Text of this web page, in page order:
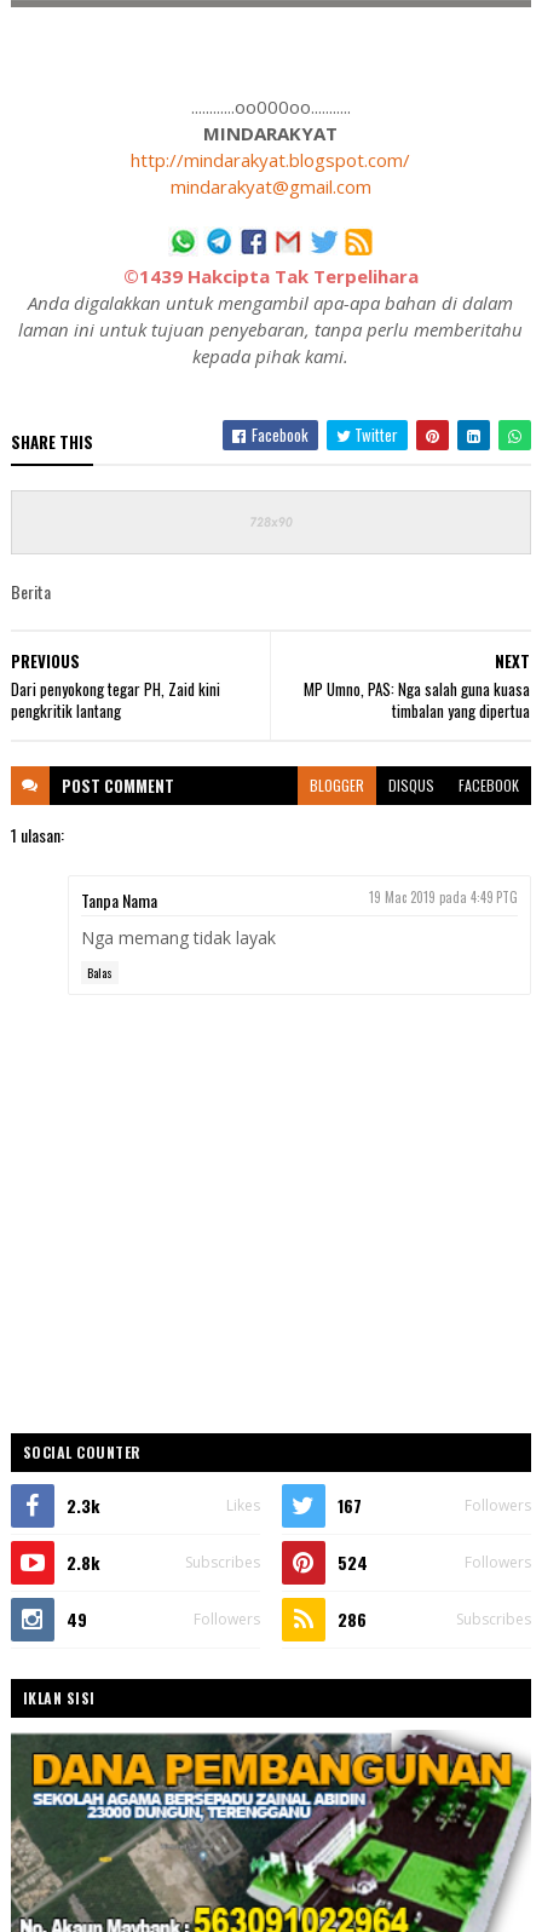
............oo000oo...........
MINDARAKYAT
http://mindarakyat.blogspot.com/
mindarakyat@gmail.com
©1439 Hakcipta Tak Terpelihara
Anda digalakkan untuk mengambil apa-apa bahan di dalam
laman ini untuk tujuan penyebaran, tanpa perlu memberitahu
kepada pihak kami.
SHARE THIS Facebook Twitter
Berita
NEXT
MP Umno, PAS: Nga salah guna kuasa
timbalan yang dipertua
PREVIOUS
Dari penyokong tegar PH, Zaid kini
pengkritik lantang
POST COMMENT BLOGGER DISQUS FACEBOOK
1 ulasan:
Tanpa Nama 19 Mac 2019 pada 4:49 PTG
Nga memang tidak layak
Balas
SOCIAL COUNTER
2.3k Likes 167 Followers
2.8k Subscribes 524 Followers
49 Followers 286 Subscribes
IKLAN SISI